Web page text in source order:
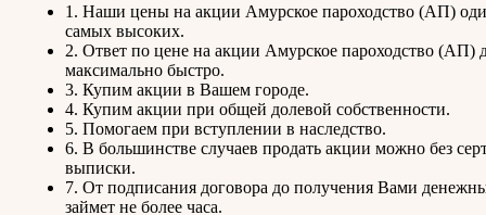
1. Наши цены на акции Амурское пароходство (АП)
самых высоких.
2. Ответ по цене на акции Амурское пароходство (АП)
максимально быстро.
3. Купим акции в Вашем городе.
4. Купим акции при общей долевой собственности.
5. Помогаем при вступлении в наследство.
6. В большинстве случаев продать акции можно без
выписки.
7. От подписания договора до получения Вами
займет не более часа.